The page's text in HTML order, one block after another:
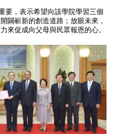
要，表示希望向該學院學習三個
闢嶄新的創造道路；放眼未來，
來促成向父母與民眾報恩的心。